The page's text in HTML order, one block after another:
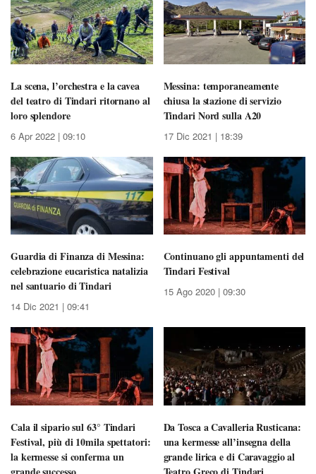
La scena, l’orchestra e la cavea
del teatro di Tindari ritornano al
loro splendore
6 Apr 2022 | 09:10
Messina: temporaneamente
chiusa la stazione di servizio
Tindari Nord sulla A20
17 Dic 2021 | 18:39
Guardia di Finanza di Messina:
celebrazione eucaristica natalizia
nel santuario di Tindari
14 Dic 2021 | 09:41
Continuano gli appuntamenti del
Tindari Festival
15 Ago 2020 | 09:30
Cala il sipario sul 63° Tindari
Festival, più di 10mila spettatori:
la kermesse si conferma un
Da Tosca a Cavalleria Rusticana:
una kermesse all’insegna della
grande lirica e di Caravaggio al